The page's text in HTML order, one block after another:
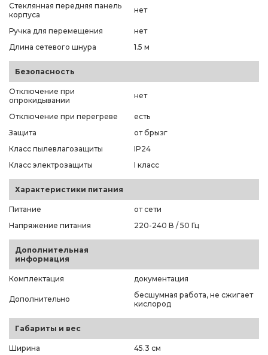
Стеклянная передняя панель
корпуса
нет
Ручка для перемещения
нет
Длина сетевого шнура
1.5 м
Безопасность
Отключение при
опрокидывании
нет
Отключение при перегреве
есть
Защита
от брызг
Класс пылевлагозащиты
IP24
Класс электрозащиты
I класс
Характеристики питания
Питание
от сети
Напряжение питания
220-240 В / 50 Гц
Дополнительная
информация
Комплектация документация
Дополнительно
бесшумная работа, не сжигает
кислород
Габариты и вес
Ширина 45.3 см